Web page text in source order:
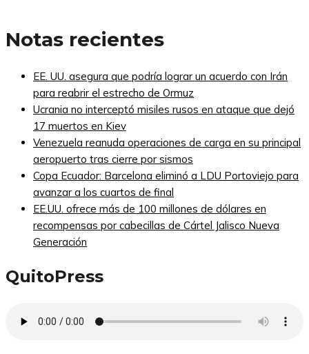
Notas recientes
EE. UU. asegura que podría lograr un acuerdo con Irán
para reabrir el estrecho de Ormuz
Ucrania no interceptó misiles rusos en ataque que dejó
17 muertos en Kiev
Venezuela reanuda operaciones de carga en su principal
aeropuerto tras cierre por sismos
Copa Ecuador: Barcelona eliminó a LDU Portoviejo para
avanzar a los cuartos de final
EE.UU. ofrece más de 100 millones de dólares en
recompensas por cabecillas de Cártel Jalisco Nueva
Generación
QuitoPress